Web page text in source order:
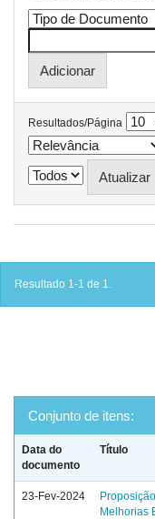
Resultados/Página
Resultado 1-1 de 1.
Conjunto de itens:
Data do
documento
Título
23-Fev-2024
Melhorias